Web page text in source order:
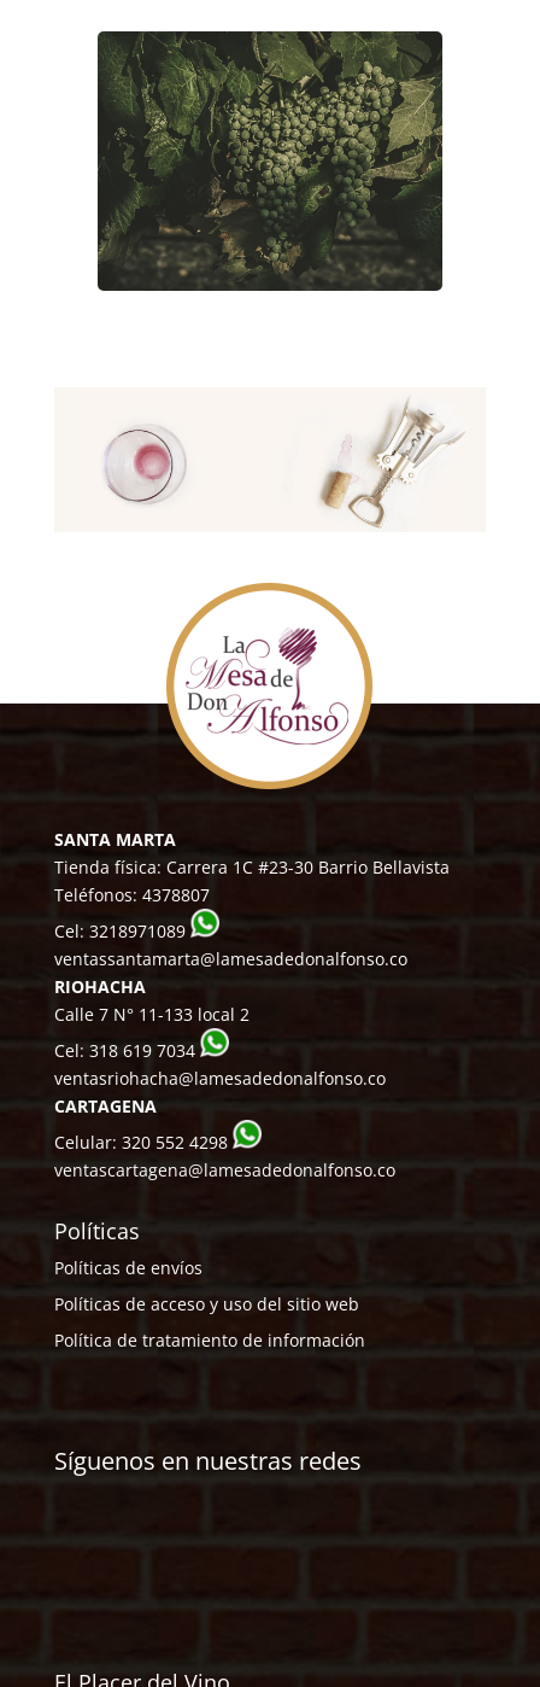
SANTA MARTA
Tienda física: Carrera 1C #23-30 Barrio Bellavista
Teléfonos: 4378807
Cel: 3218971089
ventassantamarta@lamesadedonalfonso.co
RIOHACHA
Calle 7 N° 11-133 local 2
Cel: 318 619 7034
ventasriohacha@lamesadedonalfonso.co
CARTAGENA
Celular: 320 552 4298
ventascartagena@lamesadedonalfonso.co
Políticas
Políticas de envíos
Políticas de acceso y uso del sitio web
Política de tratamiento de información
Síguenos en nuestras redes